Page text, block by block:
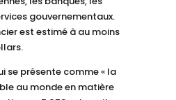
gouvernementaux.
est estimé à au moins
se présente comme « la
au monde en matière